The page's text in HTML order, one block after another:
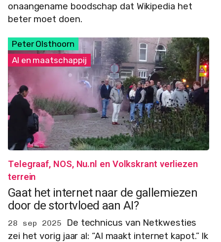
onaangename boodschap dat Wikipedia het
beter moet doen.
Peter Olsthoorn
AI en maatschappij
Telegraaf, NOS, Nu.nl en Volkskrant verliezen
terrein
Gaat het internet naar de gallemiezen
door de stortvloed aan AI?
28 sep 2025
De technicus van Netkwesties
zei het vorig jaar al: “AI maakt internet kapot.” Ik